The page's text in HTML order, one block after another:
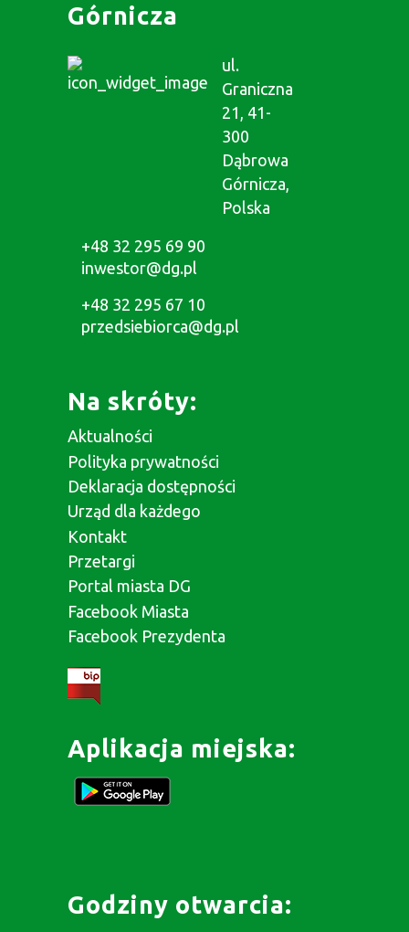
Górnicza
ul.
Graniczna
21, 41-
300
Dąbrowa
Górnicza,
Polska
+48 32 295 69 90
inwestor@dg.pl
+48 32 295 67 10
przedsiebiorca@dg.pl
Na skróty:
Aktualności
Polityka prywatności
Deklaracja dostępności
Urząd dla każdego
Kontakt
Przetargi
Portal miasta DG
Facebook Miasta
Facebook Prezydenta
Aplikacja miejska:
Godziny otwarcia: